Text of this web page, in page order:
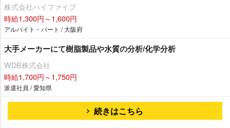
株式会社ハイファイブ
時給1,300円～1,600円
アルバイト・パート / 大阪府
大手メーカーにて樹脂製品や水質の分析/化学分析
WDB株式会社
時給1,700円～1,750円
派遣社員 / 愛知県
続きはこちら